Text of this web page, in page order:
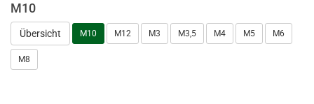
M10
Übersicht M10 M12 M3 M3,5 M4 M5 M6
M8